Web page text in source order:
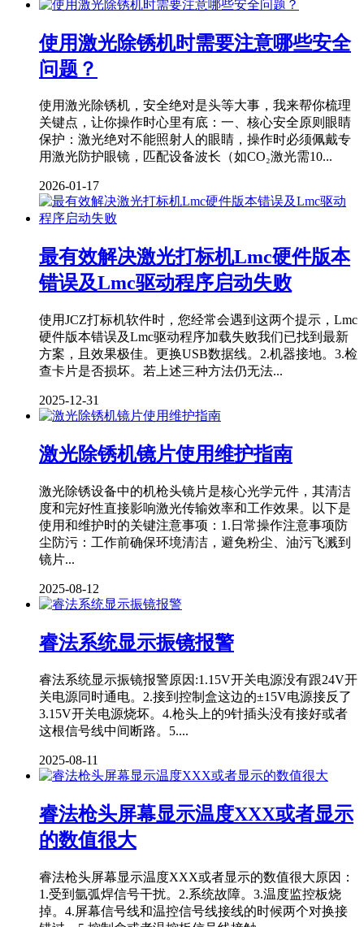
使用激光除锈机时需要注意哪些安全
问题？
使用激光除锈机，安全绝对是头等大事，我来帮你梳理
关键点，让你操作时心里有底：一、核心安全原则‌眼睛
保护‌：激光绝对不能照射人的眼睛，操作时必须佩戴‌专
用激光防护眼镜‌，匹配设备波长（如CO₂激光需10...
2026-01-17
最有效解决激光打标机Lmc硬件版本
错误及Lmc驱动程序启动失败
使用JCZ打标机软件时，您经常会遇到这两个提示，Lmc
硬件版本错误及Lmc驱动程序加载失败我们已找到最新
方案，且效果极佳。更换USB数据线。2.机器接地。3.检
查卡片是否损坏。若上述三种方法仍无法...
2025-12-31
激光除锈机镜片使用维护指南
激光除锈设备中的机枪头镜片是核心光学元件，其清洁
度和完好性直接影响激光传输效率和工作效果。以下是
使用和维护时的关键注意事项：1.日常操作注意事项防
尘防污：工作前确保环境清洁，避免粉尘、油污飞溅到
镜片...
2025-08-12
睿法系统显示振镜报警
睿法系统显示振镜报警原因:1.15V开关电源没有跟24V开
关电源同时通电。2.接到控制盒这边的±15V电源接反了
3.15V开关电源烧坏。4.枪头上的9针插头没有接好或者
这根信号线中间断路。5....
2025-08-11
睿法枪头屏幕显示温度XXX或者显示
的数值很大
睿法枪头屏幕显示温度XXX或者显示的数值很大原因：
1.受到氩弧焊信号干扰。2.系统故障。3.温度监控板烧
掉。4.屏幕信号线和温控信号线接线的时候两个对换接